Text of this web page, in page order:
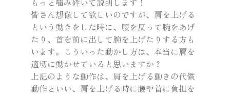
皆さん想像して欲しいのですが、肩を上げる
という動きをした時に、腰を反って腕をあげ
たり、首を前に出して腕を上げたりする方も
います。こういった動かし方は、本当に肩を
適切に動かせていると思いますか？
上記のような動作は、肩を上げる動きの代償
動作といい、肩を上げる時に腰や首に負担を